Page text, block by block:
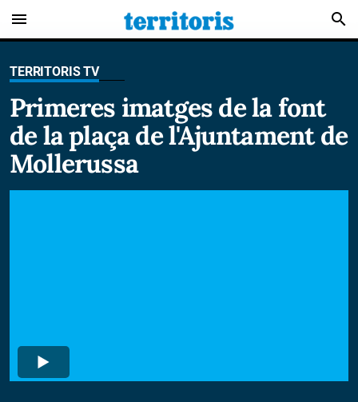
menu search
TERRITORIS TV
Primeres imatges de la font
de la plaça de l'Ajuntament de
Mollerussa